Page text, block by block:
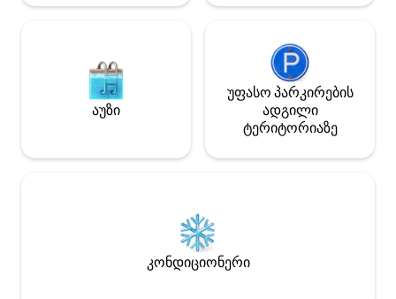
აუზი
უფასო პარკირების
ადგილი
ტერიტორიაზე
კონდიციონერი